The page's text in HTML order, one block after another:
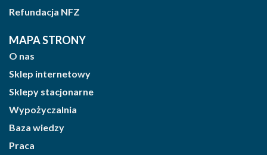
Refundacja NFZ
MAPA STRONY
O nas
Sklep internetowy
Sklepy stacjonarne
Wypożyczalnia
Baza wiedzy
Praca